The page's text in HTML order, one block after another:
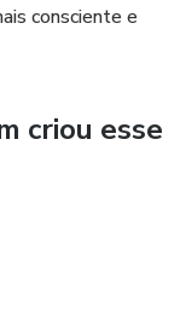
consciente e
criou esse